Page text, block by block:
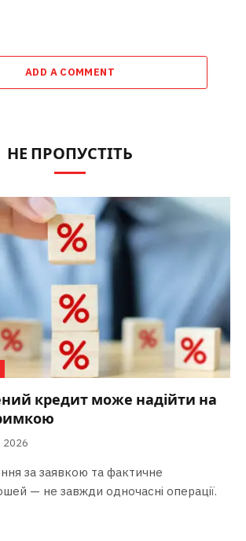
ADD A COMMENT
НЕ ПРОПУСТІТЬ
кредит може надійти на
2026
за заявкою та фактичне
— не завжди одночасні операції.